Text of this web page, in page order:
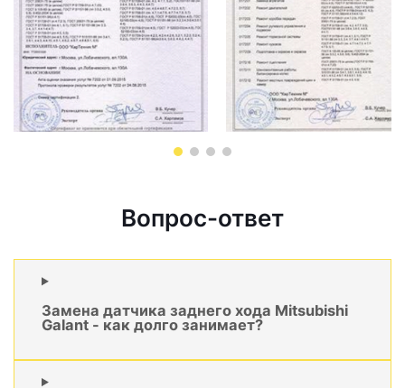
Вопрос-ответ
Замена датчика заднего хода Mitsubishi
Galant - как долго занимает?